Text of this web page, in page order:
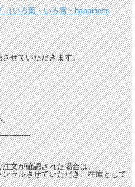
（いろ葉・いろ雪・happiness
せていただきます。
。
文が確認された場合は、
セルさせていただき、在庫として